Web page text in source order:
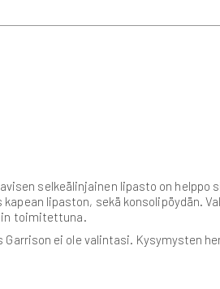
selkeälinjainen lipasto on
lipaston, sekä konsolipöydän.
toimitettuna.
Garrison ei ole valintasi. Kysymysten